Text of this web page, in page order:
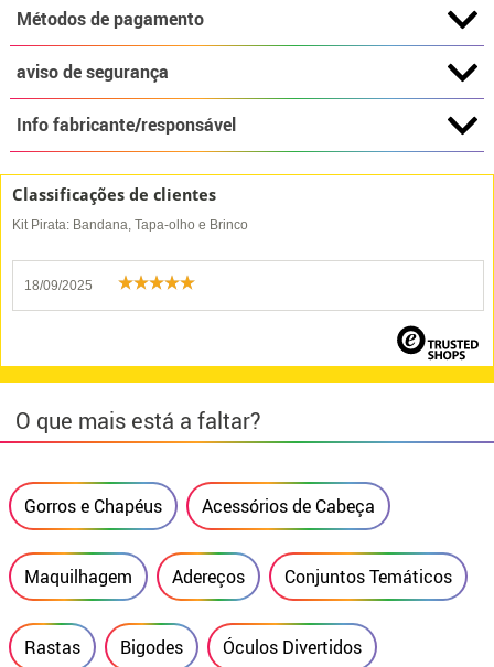
Métodos de pagamento
aviso de segurança
Info fabricante/responsável
Classificações de clientes
Kit Pirata: Bandana, Tapa-olho e Brinco
18/09/2025
O que mais está a faltar?
Gorros e Chapéus Acessórios de Cabeça
Maquilhagem Adereços Conjuntos Temáticos
Rastas Bigodes Óculos Divertidos